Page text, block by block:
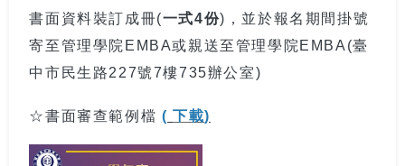
書面資料裝訂成冊(一式4份)，並於報名期間掛號
寄至管理學院EMBA或親送至管理學院EMBA(臺
中市民生路227號7樓735辦公室)
☆書面審查範例檔 (下載)